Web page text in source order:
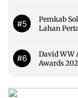
#5
Pemkab
Lahan
#6
David WW
Awards